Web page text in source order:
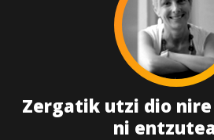
Zergatik utzi dio
ni